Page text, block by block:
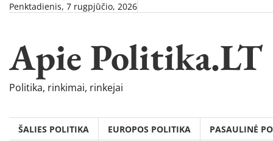
SkipPenktadienis, 7 rugpjūčio, 2026
Apie Politika.LT
Politika, rinkimai, rinkejai
ŠALIES POLITIKA EUROPOS POLITIKA PASAULINĖ